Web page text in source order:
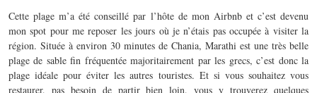
Cette plage m’a été conseillé par l’hôte de mon Airbnb et c’est devenu
mon spot pour me reposer les jours où je n’étais pas occupée à visiter la
région. Située à environ 30 minutes de Chania, Marathi est une très belle
plage de sable fin fréquentée majoritairement par les grecs, c’est donc la
plage idéale pour éviter les autres touristes. Et si vous souhaitez vous
restaurer, pas besoin de partir bien loin, vous y trouverez quelques